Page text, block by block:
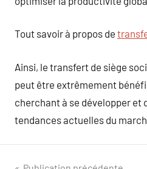
Tout savoir à propos de
Ainsi, le transfert de siège
peut être extrêmement
cherchant à se développer et
tendances actuelles du